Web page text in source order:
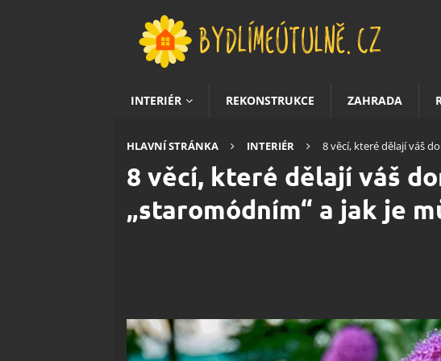
INTERIÉR REKONSTRUKCE ZAHRADA
HLAVNÍ STRÁNKA INTERIÉR 8 věcí, které dělají váš
8 věcí, které dělají váš
„staromódním“ a jak je